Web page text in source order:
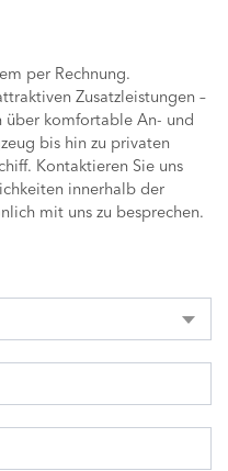
per Rechnung.
Zusatzleistungen –
über komfortable An- und
bis hin zu privaten
Kontaktieren Sie uns
innerhalb der
mit uns zu besprechen.